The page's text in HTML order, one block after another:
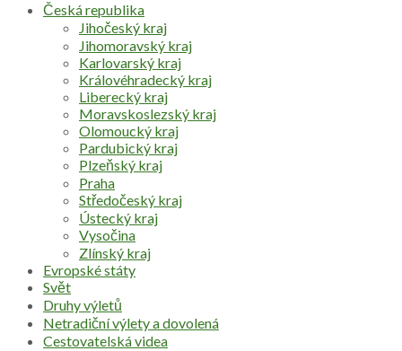
Česká republika
Jihočeský kraj
Jihomoravský kraj
Karlovarský kraj
Královéhradecký kraj
Liberecký kraj
Moravskoslezský kraj
Olomoucký kraj
Pardubický kraj
Plzeňský kraj
Praha
Středočeský kraj
Ústecký kraj
Vysočina
Zlínský kraj
Evropské státy
Svět
Druhy výletů
Netradiční výlety a dovolená
Cestovatelská videa